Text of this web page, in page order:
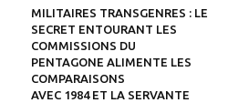
MILITAIRES TRANSGENRES : LE
SECRET ENTOURANT LES
COMMISSIONS DU
PENTAGONE ALIMENTE LES
COMPARAISONS
AVEC 1984 ET LA SERVANTE